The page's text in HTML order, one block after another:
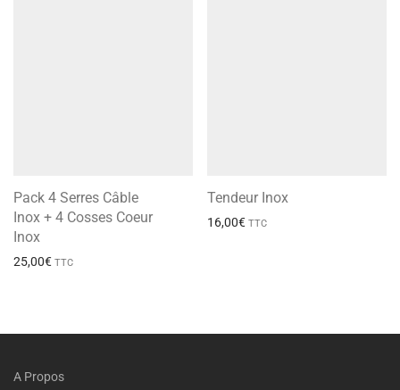
Pack 4 Serres Câble
Inox + 4 Cosses Coeur
Inox
25,00€ TTC
Tendeur Inox
16,00€ TTC
A Propos